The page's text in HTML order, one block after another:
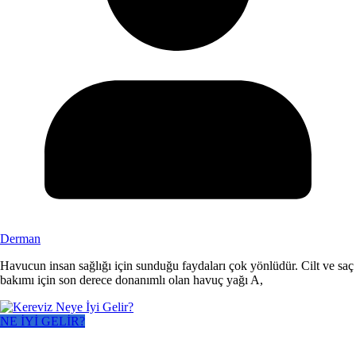
Derman
Havucun insan sağlığı için sunduğu faydaları çok yönlüdür. Cilt ve saç
bakımı için son derece donanımlı olan havuç yağı A,
NE İYİ GELİR?